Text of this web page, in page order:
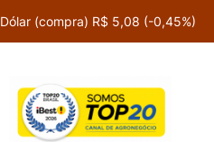
Dólar (compra) R$ 5,08 (-0,45%)